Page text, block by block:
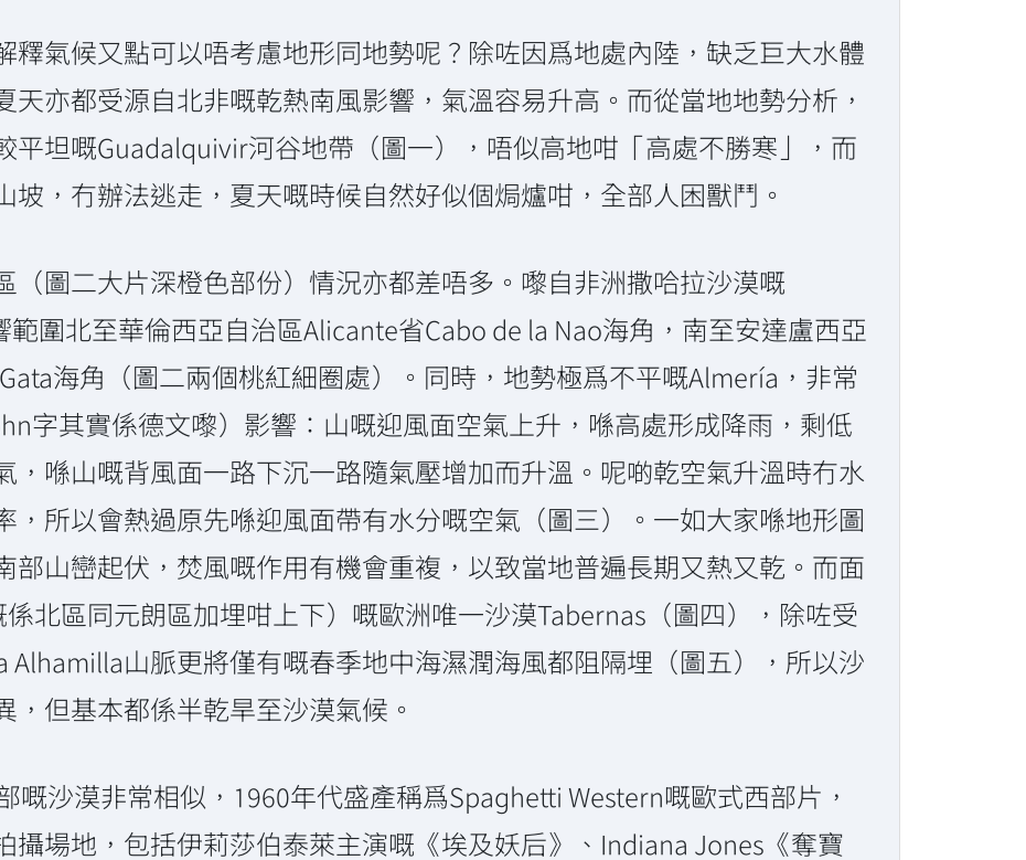
釋氣候又點可以唔考慮地形同地勢呢？除咗因爲地處內陸，缺乏巨大水體
天亦都受源自北非嘅乾熱南風影響，氣溫容易升高。而從當地地勢分析，
平坦嘅Guadalquivir河谷地帶（圖一），唔似高地咁「高處不勝寒」，而
坡，冇辦法逃走，夏天嘅時候自然好似個焗爐咁，全部人困獸鬥。
（圖二大片深橙色部份）情況亦都差唔多。嚟自非洲撒哈拉沙漠嘅
圍北至華倫西亞自治區Alicante省Cabo de la Nao海角，南至安達盧西亞
海角（圖二兩個桃紅細圈處）。同時，地勢極爲不平嘅Almería，非常
字其實係德文嚟）影響：山嘅迎風面空氣上升，喺高處形成降雨，剩低
，喺山嘅背風面一路下沉一路隨氣壓增加而升溫。呢啲乾空氣升溫時冇水
，所以會熱過原先喺迎風面帶有水分嘅空氣（圖三）。一如大家喺地形圖
部山巒起伏，焚風嘅作用有機會重複，以致當地普遍長期又熱又乾。而面
北區同元朗區加埋咁上下）嘅歐洲唯一沙漠Tabernas（圖四），除咗受
Alhamilla山脈更將僅有嘅春季地中海濕潤海風都阻隔埋（圖五），所以沙
但基本都係半乾旱至沙漠氣候。
嘅沙漠非常相似，1960年代盛產稱爲Spaghetti Western嘅歐式西部片，
攝場地，包括伊莉莎伯泰萊主演嘅《埃及妖后》、Indiana Jones《奪寶